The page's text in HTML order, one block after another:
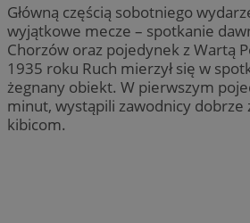
Główną częścią sobotniego
wyjątkowe mecze – spotkanie
Chorzów oraz pojedynek z Wartą
1935 roku Ruch mierzył się w
żegnany obiekt. W pierwszym
minut, wystąpili zawodnicy dobrze
kibicom.